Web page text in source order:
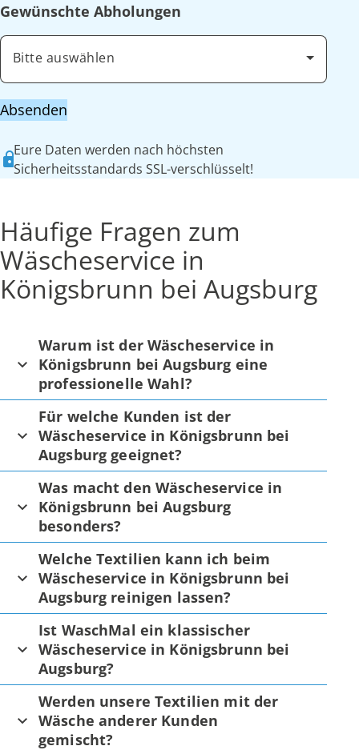
Gewünschte Abholungen
Bitte auswählen
Absenden
Eure Daten werden nach höchsten
Sicherheitsstandards SSL-verschlüsselt!
Häufige Fragen zum
Wäscheservice in
Königsbrunn bei Augsburg
Warum ist der Wäscheservice in
Königsbrunn bei Augsburg eine
professionelle Wahl?
Für welche Kunden ist der
Wäscheservice in Königsbrunn bei
Augsburg geeignet?
Was macht den Wäscheservice in
Königsbrunn bei Augsburg
besonders?
Welche Textilien kann ich beim
Wäscheservice in Königsbrunn bei
Augsburg reinigen lassen?
Ist WaschMal ein klassischer
Wäscheservice in Königsbrunn bei
Augsburg?
Werden unsere Textilien mit der
Wäsche anderer Kunden
gemischt?